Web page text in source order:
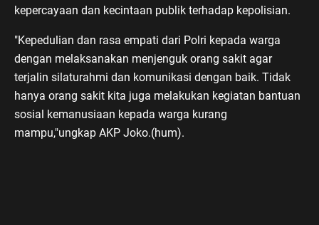
kepercayaan dan kecintaan publik terhadap kepolisian.
"Kepedulian dan rasa empati dari Polri kepada warga
dengan melaksanakan menjenguk orang sakit agar
terjalin silaturahmi dan komunikasi dengan baik. Tidak
hanya orang sakit kita juga melakukan kegiatan bantuan
sosial kemanusiaan kepada warga kurang
mampu,"ungkap AKP Joko.(hum).